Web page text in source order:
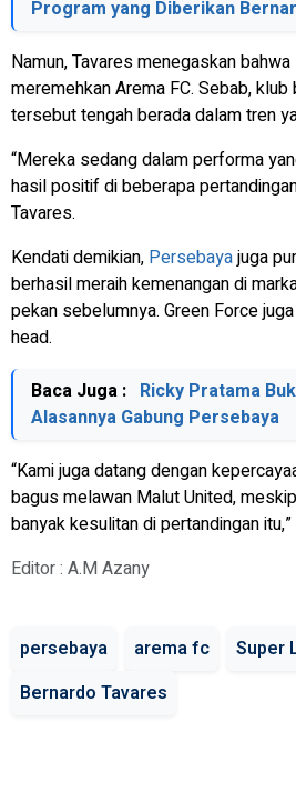
Program yang Diberikan
Namun, Tavares menegaskan bahwa
meremehkan Arema FC. Sebab, klub
tersebut tengah berada dalam tren
“Mereka sedang dalam performa
hasil positif di beberapa
Tavares.
Kendati demikian, Persebayajuga
berhasil meraih kemenangan di
pekan sebelumnya. Green Force
head.
Baca Juga : Ricky Pratama
Alasannya Gabung Persebaya
“Kami juga datang dengan
bagus melawan Malut United,
banyak kesulitan di pertandingan
Editor : A.M Azany
persebaya arema fc
Super
Bernardo Tavares